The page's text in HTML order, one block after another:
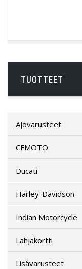
TUOTTEET
Ajovarusteet
CFMOTO
Ducati
Harley-Davidson
Indian Motorcycle
Lahjakortti
Lisävarusteet